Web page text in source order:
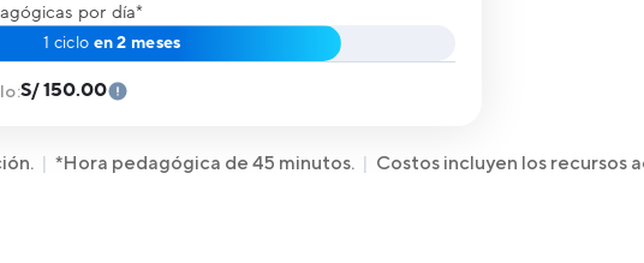
por día*
1 ciclo en 2 meses
S/ 150.00
*Hora pedagógica de 45 minutos. Costos incluyen los recursos